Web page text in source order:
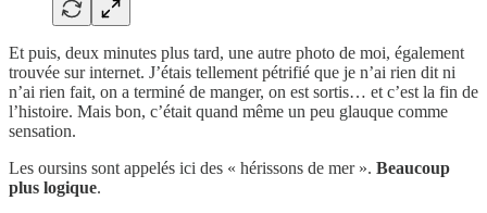
Et puis, deux minutes plus tard, une autre photo de moi, également
trouvée sur internet. J’étais tellement pétrifié que je n’ai rien dit ni
n’ai rien fait, on a terminé de manger, on est sortis… et c’est la fin de
l’histoire. Mais bon, c’était quand même un peu glauque comme
sensation.
Les oursins sont appelés ici des « hérissons de mer ». Beaucoup
plus logique.